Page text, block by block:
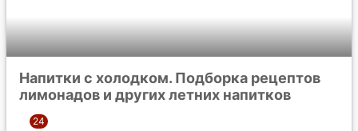
Напитки с холодком. Подборка рецептов
лимонадов и других летних напитков